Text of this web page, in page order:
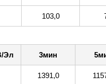
103,0
Эл 3мин
1391,0